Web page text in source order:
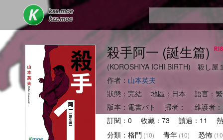
殺手阿一 (誕生篇)
(KOROSHIYA ICHI BIRTH) 殺し屋
作者： 山本英夫
狀態：完結 地區：日本 語言：
版本：電書バト 掃者： 維護者：
訂閱：0 收藏：73 讀過：11 熱
分類： 格鬥 (10) 青年 (10) 恐怖